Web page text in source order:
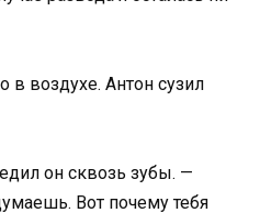
в воздухе. Антон сузил
он сквозь зубы. —
Вот почему тебя